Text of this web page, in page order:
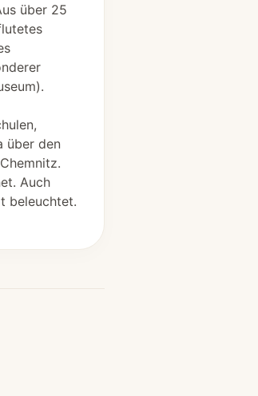
über 25
über den
Auch
beleuchtet.